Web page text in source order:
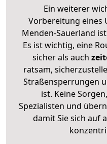
Ein weiterer
Vorbereitung eines
Menden-Sauerland
Es ist wichtig, eine
sicher als auch
ratsam,
Straßensperrungen
ist. Keine
Spezialisten und
damit Sie sich auf